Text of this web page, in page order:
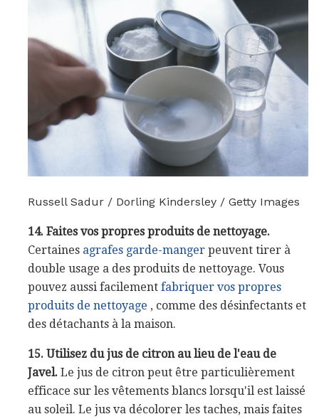
Russell Sadur / Dorling Kindersley / Getty Images
14. Faites vos propres produits de nettoyage.
Certaines agrafes garde-manger peuvent tirer à
double usage a des produits de nettoyage. Vous
pouvez aussi facilement fabriquer vos propres
produits de nettoyage , comme des désinfectants et
des détachants à la maison.
15. Utilisez du jus de citron au lieu de l'eau de
Javel. Le jus de citron peut être particulièrement
efficace sur les vêtements blancs lorsqu'il est laissé
au soleil. Le jus va décolorer les taches, mais faites